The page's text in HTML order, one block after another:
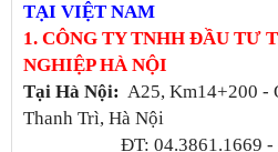
TẠI VIỆT NAM
1. CÔNG TY TNHH ĐẦU TƯ
NGHIỆP HÀ NỘI
Tại Hà Nội: A25, Km14+200 -
Thanh Trì, Hà Nội
ĐT: 04.3861.1669 -